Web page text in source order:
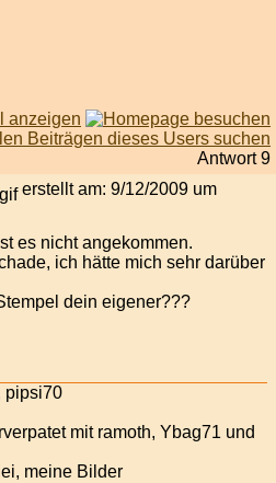
Antwort 9
erstellt am: 9/12/2009 um
es nicht angekommen.
ich hätte mich sehr darüber
dein eigener???
pipsi70
mit ramoth, Ybag71 und
meine Bilder